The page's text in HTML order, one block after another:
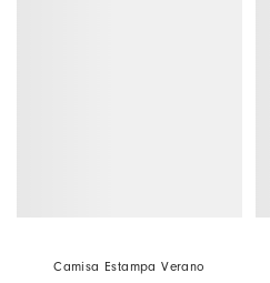
Camisa Estampa Verano